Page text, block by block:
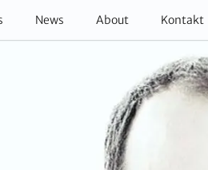
News About Kontakt